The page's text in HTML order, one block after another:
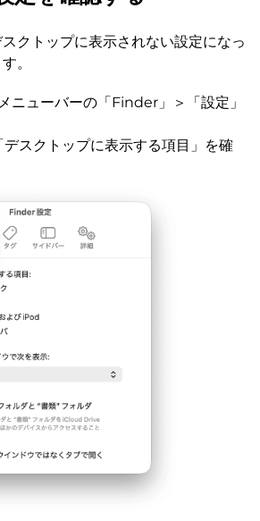
クトップに表示されない設定になっ
。
ニューバーの「Finder」＞「設定」
デスクトップに表示する項目」を確